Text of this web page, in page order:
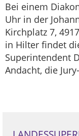
Bei einem
Uhr in der
Kirchplatz 7,
in Hilter findet
Superintendent
Andacht, die